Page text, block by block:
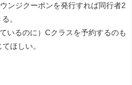
ンジクーポンを発行すれば同行者2
。
いるのに）Cクラスを予約するのも
ほしい。